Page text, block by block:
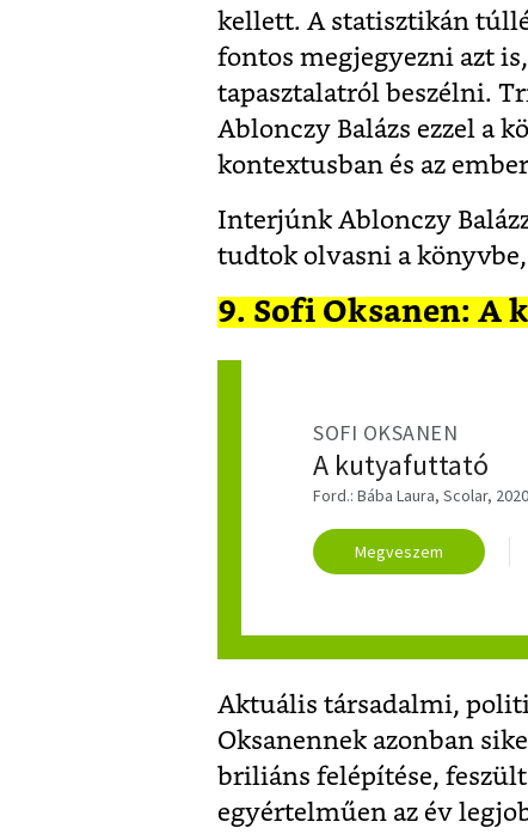
kellett. A statisztikán
fontos megjegyezni azt
tapasztalatról beszélni.
Ablonczy Balázs ezzel a
kontextusban és az
Interjúnk Ablonczy
tudtok olvasni a
9. Sofi Oksanen: A
SOFI OKSANEN
A kutyafuttató
Ford.: Bába Laura, Scolar,
Megveszem
Aktuális társadalmi,
Oksanennek azonban
briliáns felépítése,
egyértelműen az év